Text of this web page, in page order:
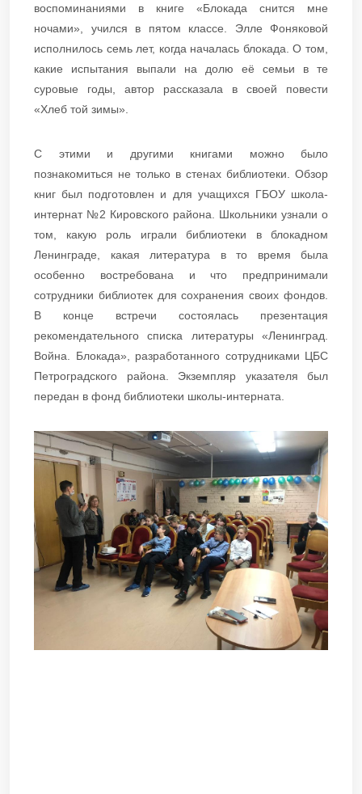
воспоминаниями в книге «Блокада снится мне
ночами», учился в пятом классе. Элле Фоняковой
исполнилось семь лет, когда началась блокада. О том,
какие испытания выпали на долю её семьи в те
суровые годы, автор рассказала в своей повести
«Хлеб той зимы».
С этими и другими книгами можно было
познакомиться не только в стенах библиотеки. Обзор
книг был подготовлен и для учащихся ГБОУ школа-
интернат №2 Кировского района. Школьники узнали о
том, какую роль играли библиотеки в блокадном
Ленинграде, какая литература в то время была
особенно востребована и что предпринимали
сотрудники библиотек для сохранения своих фондов.
В конце встречи состоялась презентация
рекомендательного списка литературы «Ленинград.
Война. Блокада», разработанного сотрудниками ЦБС
Петроградского района. Экземпляр указателя был
передан в фонд библиотеки школы-интерната.